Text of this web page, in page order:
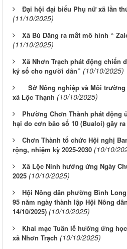
Đại hội đại biểu Phụ nữ xã lần
(11/10/2025)
Xã Bù Đăng ra mắt mô hình “
(11/10/2025)
Xã Nhơn Trạch phát động chiến
ký số cho người dân” (10/10/2025)
Sở Nông nghiệp và Môi
xã Lộc Thạnh (10/10/2025)
Phường Chơn Thành phát động
hại do cơn bão số 10 (Bualoi) gây ra
Chơn Thành tổ chức Hội nghị
rộng, nhiệm kỳ 2025-2030 (10/10/
Xã Lộc Ninh hưởng ứng Ngày
2025 (10/10/2025)
Hội Nông dân phường Bình
95 năm ngày thành lập Hội Nông
14/10/2025) (10/10/2025)
Khai mạc Tuần lễ hưởng ứng
xã Nhơn Trạch (10/10/2025)